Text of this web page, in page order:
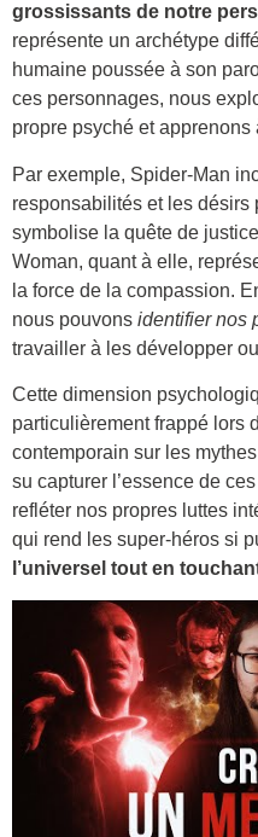
grossissants de notre
représente un archétype
humaine poussée à son
ces personnages, nous
propre psyché et
Par exemple, Spider-Man
responsabilités et les désirs
symbolise la quête de
Woman, quant à elle,
la force de la compassion.
nous pouvons identifier nos
travailler à les développer
Cette dimension
particulièrement frappé lors
contemporain sur les
su capturer l’essence de
refléter nos propres luttes
qui rend les super-héros si
l’universel tout en